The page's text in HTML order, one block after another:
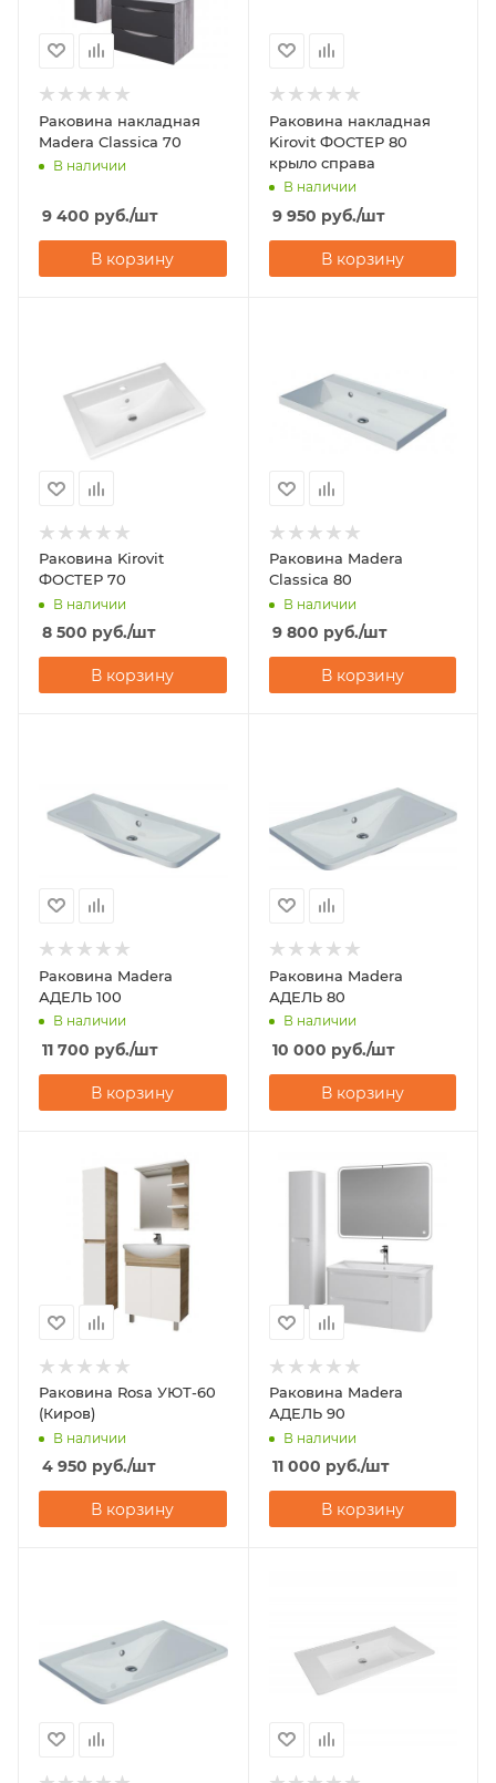
Раковина накладная
Madera Classica 70
В наличии
9 400 руб./шт
В корзину
Раковина накладная
Kirovit ФОСТЕР 80
крыло справа
В наличии
9 950 руб./шт
В корзину
Раковина Kirovit
ФОСТЕР 70
В наличии
8 500 руб./шт
В корзину
Раковина Madera
Classica 80
В наличии
9 800 руб./шт
В корзину
Раковина Madera
АДЕЛЬ 100
В наличии
11 700 руб./шт
В корзину
Раковина Madera
АДЕЛЬ 80
В наличии
10 000 руб./шт
В корзину
Раковина Rosa УЮТ-60
(Киров)
В наличии
4 950 руб./шт
В корзину
Раковина Madera
АДЕЛЬ 90
В наличии
11 000 руб./шт
В корзину